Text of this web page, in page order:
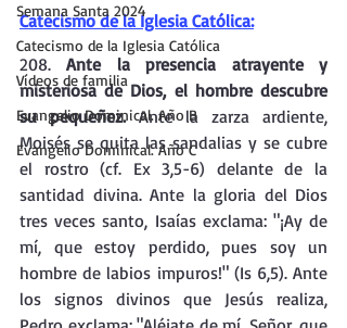
Semana Santa 2024
Catecismo de la Iglesia Católica
Vídeos de familia
Evangelio Dominical. Año B
Evangelio Dominical. Año C
Catecismo de la Iglesia Católica:
208. Ante la presencia atrayente y
misteriosa de Dios, el hombre descubre
su pequeñez. Ante la zarza ardiente,
Moisés se quita las sandalias y se cubre
el rostro (cf. Ex 3,5-6) delante de la
santidad divina. Ante la gloria del Dios
tres veces santo, Isaías exclama: "¡Ay de
mí, que estoy perdido, pues soy un
hombre de labios impuros!" (Is 6,5). Ante
los signos divinos que Jesús realiza,